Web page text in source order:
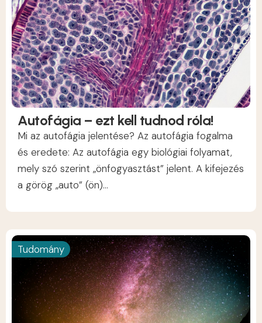
Autofágia – ezt kell tudnod róla!
Mi az autofágia jelentése? Az autofágia fogalma
és eredete: Az autofágia egy biológiai folyamat,
mely szó szerint „önfogyasztást” jelent. A kifejezés
a görög „auto” (ön)...
Tudomány